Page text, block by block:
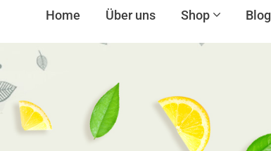
Home Über uns Shop Blog